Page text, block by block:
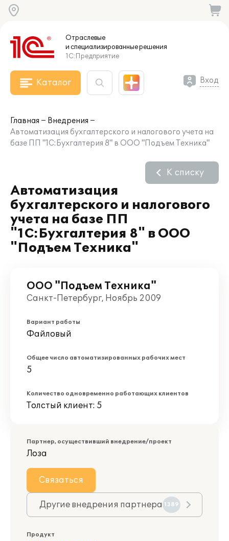
Отраслевые
и специализированныерешения
1С:Предприятие
Каталог Вход
Главная
Внедрения
Автоматизация бухгалтерского и налогового учета на
базе ПП "1С:Бухгалтерия 8" в ООО "Подъем Техника"
Автоматизация
бухгалтерского и налогового
учета на базе ПП
"1С:Бухгалтерия 8" в ООО
"Подъем Техника"
К списку
ООО "Подъем Техника"
Санкт-Петербург, Ноябрь 2009
Вариант работы
Файловый
Общее число автоматизированных рабочих мест
5
Количество одновременно работающих клиентов
Толстый клиент: 5
Партнер, осуществивший внедрение/проект
Лоза
Связаться
Другие внедрения партнера 1389
Продукт